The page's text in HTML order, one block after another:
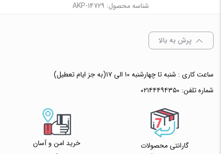
شناسه محصول: AKP-14729
پرش به بالا
ساعت کاری : شنبه تا چهارشنبه ۱۰ الی ۱۷(به جز ایام تعطیل)
شماره تلفن: ۰۲۱۴۴۴۹۴۳۵۰
گارانتی محصولات خرید امن و آسان